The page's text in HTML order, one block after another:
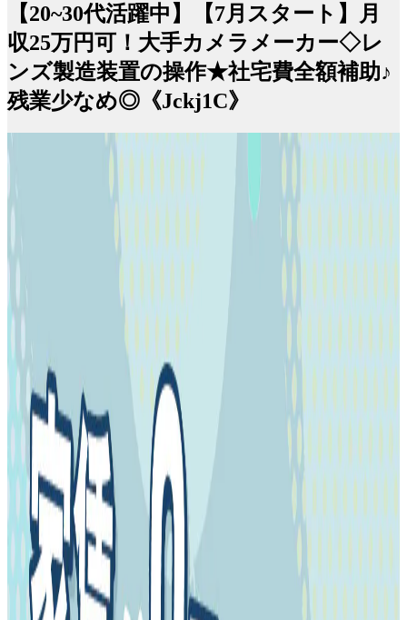
【20~30代活躍中】【7月スタート】月
収25万円可！大手カメラメーカー◇レ
ンズ製造装置の操作★社宅費全額補助♪
残業少なめ◎《Jckj1C》